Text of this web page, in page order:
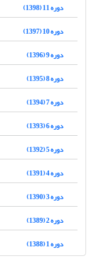
دوره 11 (1398)
دوره 10 (1397)
دوره 9 (1396)
دوره 8 (1395)
دوره 7 (1394)
دوره 6 (1393)
دوره 5 (1392)
دوره 4 (1391)
دوره 3 (1390)
دوره 2 (1389)
دوره 1 (1388)